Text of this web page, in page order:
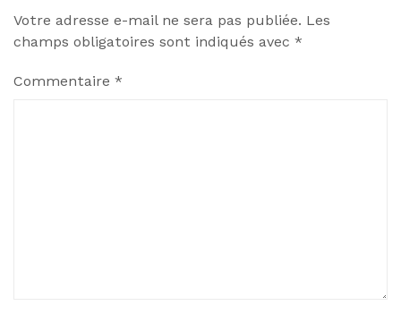
Votre adresse e-mail ne sera pas publiée. Les
champs obligatoires sont indiqués avec *
Commentaire *